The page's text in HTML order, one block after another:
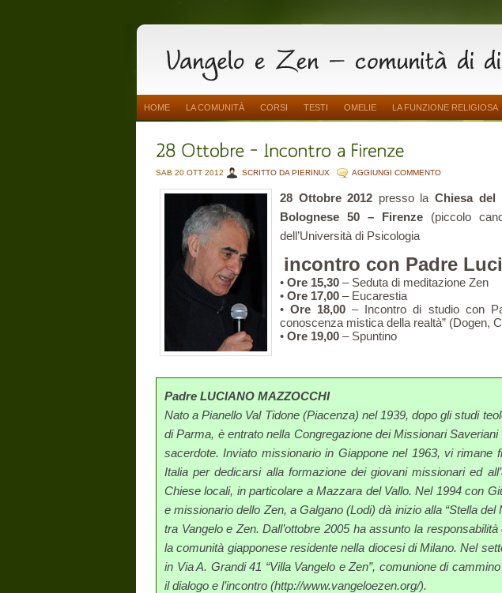
HOME LA COMUNITÀ CORSI TESTI OMELIE LA FUNZIONE RELIGIOSA
SAB 20 OTT 2012 SCRITTO DA PIERINUX AGGIUNGI COMMENTO
28 Ottobre 2012 presso laChiesa del
Bolognese 50 – Firenze (piccolo
dell’Università di Psicologia
incontro con Padre
• Ore 15,30 – Seduta di meditazione Zen
• Ore 17,00 – Eucarestia
•Ore 18,00 – Incontro di studio con
conoscenza mistica della realtà” (Dogen,
• Ore 19,00 – Spuntino
Padre LUCIANO MAZZOCCHI
Nato a Pianello Val Tidone (Piacenza) nel 1939, dopo gli studi
di Parma, è entrato nella Congregazione dei Missionari
sacerdote. Inviato missionario in Giappone nel 1963, vi rimane
Italia per dedicarsi alla formazione dei giovani missionari ed
Chiese locali, in particolare a Mazzara del Vallo. Nel 1994 con
e missionario dello Zen, a Galgano (Lodi) dà inizio alla “Stella del
tra Vangelo e Zen. Dall’ottobre 2005 ha assunto la
la comunità giapponese residente nella diocesi di Milano. Nel
in Via A. Grandi 41 “Villa Vangelo e Zen”, comunione di
il dialogo e l’incontro (http://www.vangeloezen.org/).